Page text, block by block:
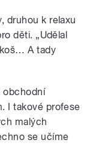
druhou k relaxu
děti. „Udělal
A tady
obchodní
I takové profese
malých
se učíme